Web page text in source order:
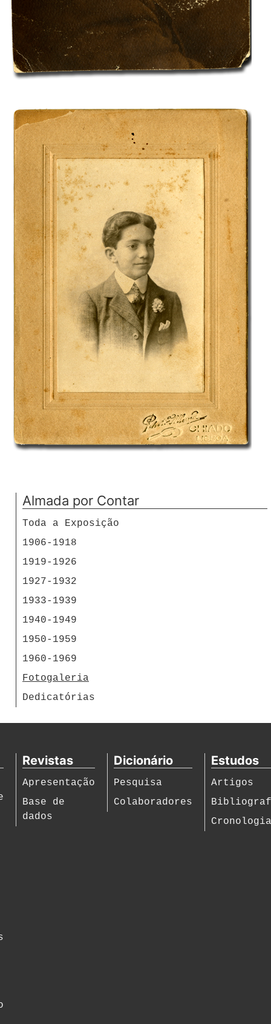
Almada por Contar
Toda a Exposição
1906-1918
1919-1926
1927-1932
1933-1939
1940-1949
1950-1959
1960-1969
Fotogaleria
Dedicatórias
Revistas
Apresentação
Base de
dados
Dicionário
Pesquisa
Colaboradores
Estudos
Artigos